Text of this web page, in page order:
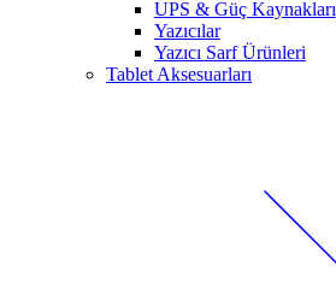
UPS & Güç Kaynakları
Yazıcılar
Yazıcı Sarf Ürünleri
Tablet Aksesuarları